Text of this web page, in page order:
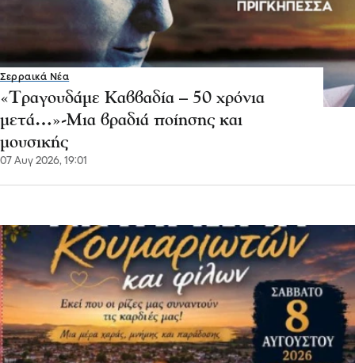
Σερραικά Νέα
«Τραγουδάμε Καββαδία – 50 χρόνια
μετά…»-Μια βραδιά ποίησης και
μουσικής
07 Αυγ 2026, 19:01